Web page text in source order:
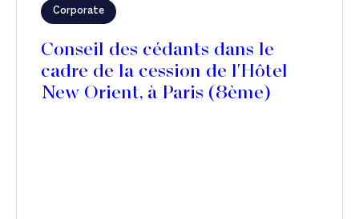
Corporate
Conseil des cédants dans le
cadre de la cession de l'Hôtel
New Orient, à Paris (8ème)